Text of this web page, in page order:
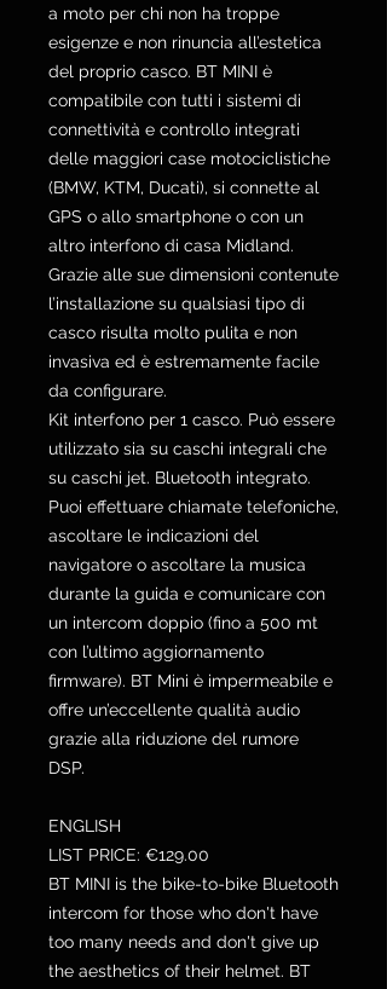
a moto per chi non ha troppe
esigenze e non rinuncia all’estetica
del proprio casco. BT MINI è
compatibile con tutti i sistemi di
connettività e controllo integrati
delle maggiori case motociclistiche
(BMW, KTM, Ducati), si connette al
GPS o allo smartphone o con un
altro interfono di casa Midland.
Grazie alle sue dimensioni contenute
l’installazione su qualsiasi tipo di
casco risulta molto pulita e non
invasiva ed è estremamente facile
da configurare.
Kit interfono per 1 casco. Può essere
utilizzato sia su caschi integrali che
su caschi jet. Bluetooth integrato.
Puoi effettuare chiamate telefoniche,
ascoltare le indicazioni del
navigatore o ascoltare la musica
durante la guida e comunicare con
un intercom doppio (fino a 500 mt
con l’ultimo aggiornamento
firmware). BT Mini è impermeabile e
offre un’eccellente qualità audio
grazie alla riduzione del rumore
DSP.
ENGLISH
LIST PRICE: €129.00
BT MINI is the bike-to-bike Bluetooth
intercom for those who don't have
too many needs and don't give up
the aesthetics of their helmet. BT